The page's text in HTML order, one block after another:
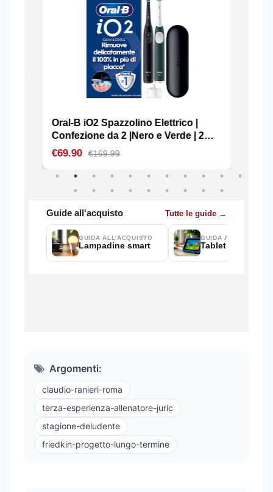
Argomenti:
claudio-ranieri-roma
terza-esperienza-allenatore-juric
stagione-deludente
friedkin-progetto-lungo-termine